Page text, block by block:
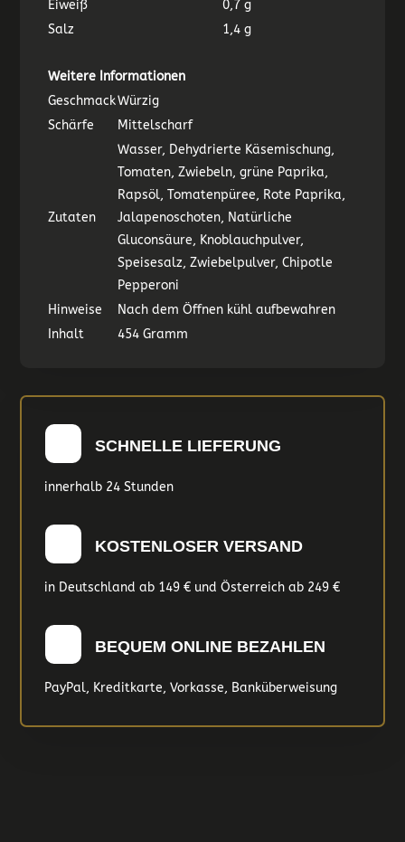
Eiweiß
0,7 g
Salz
1,4 g
Weitere Informationen
GeschmackWürzig
Schärfe
Mittelscharf
Zutaten
Wasser, Dehydrierte Käsemischung,
Tomaten, Zwiebeln, grüne Paprika,
Rapsöl, Tomatenpüree, Rote Paprika,
Jalapenoschoten, Natürliche
Gluconsäure, Knoblauchpulver,
Speisesalz, Zwiebelpulver, Chipotle
Pepperoni
Hinweise
Nach dem Öffnen kühl aufbewahren
Inhalt
454 Gramm
SCHNELLE LIEFERUNG
innerhalb 24 Stunden
KOSTENLOSER VERSAND
in Deutschland ab 149 € und Österreich ab 249 €
BEQUEM ONLINE BEZAHLEN
PayPal, Kreditkarte, Vorkasse, Banküberweisung